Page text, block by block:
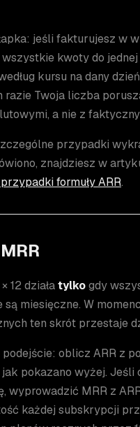
jeśli fakturujesz w
kwoty do
kursu na dany
razie Twoja liczba
a nie z
przypadki
znajdziesz w
formuły ARR.
12 działatylkogdy
miesięczne. W
ten skrót przestaje
oblicz ARR z
pokazano wyżej. Jeśli
wyprowadzić MRR z
każdej subskrypcji